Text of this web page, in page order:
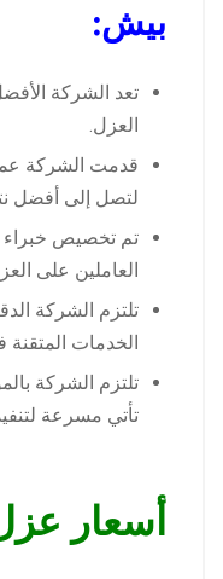
بيش:
تعد الشركة
العزل.
قدمت الشركة
لتصل إلى أفضل
تم تخصيص
العاملين على
تلتزم الشركة
الخدمات
تلتزم الشركة
تأتي مسرعة
أسعار